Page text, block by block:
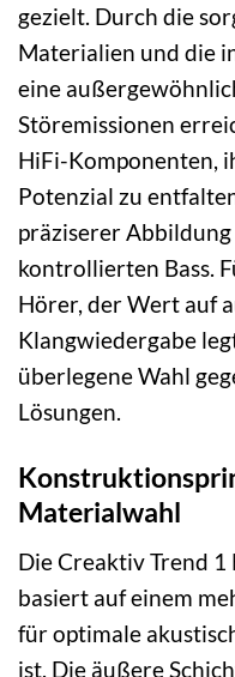
gezielt. Durch die
Materialien und die
eine
Störemissionen
HiFi-Komponenten,
Potenzial zu
präziserer
kontrollierten Bass.
Hörer, der Wert auf
Klangwiedergabe
überlegene Wahl
Lösungen.
Materialwahl
Die Creaktiv Trend
basiert auf einem
für optimale
ist. Die äußere